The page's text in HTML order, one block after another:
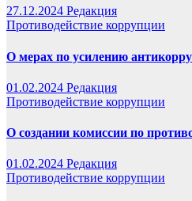
27.12.2024 Редакция
Противодействие коррупции
О мерах по усилению
01.02.2024 Редакция
Противодействие коррупции
О создании комиссии по
01.02.2024 Редакция
Противодействие коррупции